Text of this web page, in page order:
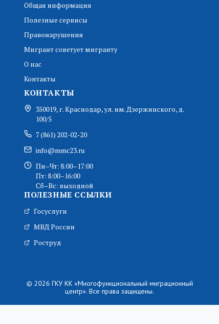
Общая информация
Полезные сервисы
Правонарушения
Мигрант советует мигранту
О нас
Контакты
КОНТАКТЫ
350019, г. Краснодар, ул. им. Дзержинского, д.
100/5
7 (861) 202-02-20
info@mmc23.ru
Пн–Чт: 8:00–17:00
Пт: 8:00–16:00
Сб–Вс: выходной
ПОЛЕЗНЫЕ ССЫЛКИ
Госуслуги
МВД России
Роструд
© 2026 ГКУ КК «Многофункциональный миграционный
центр». Все права защищены.